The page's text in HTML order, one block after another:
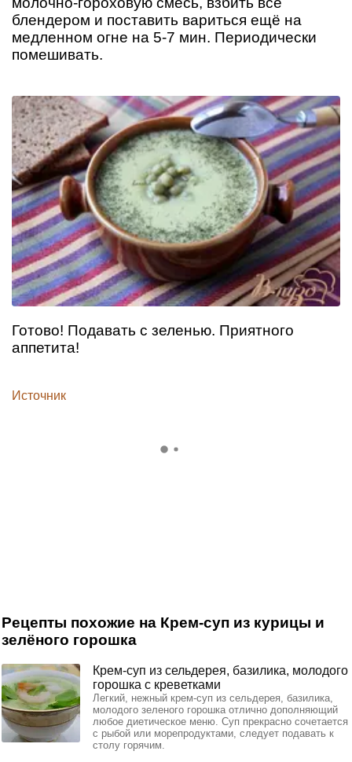
блендером и поставить вариться ещё на
медленном огне на 5-7 мин. Периодически
помешивать.
Готово! Подавать с зеленью. Приятного
аппетита!
Источник
Рецепты похожие на Крем-суп из курицы и
зелёного горошка
Крем-суп из сельдерея, базилика, молодого
горошка с креветками
Легкий, нежный крем-суп из сельдерея, базилика,
молодого зеленого горошка отлично дополняющий
любое диетическое меню. Суп прекрасно сочетается
с рыбой или морепродуктами, следует подавать к
столу горячим.